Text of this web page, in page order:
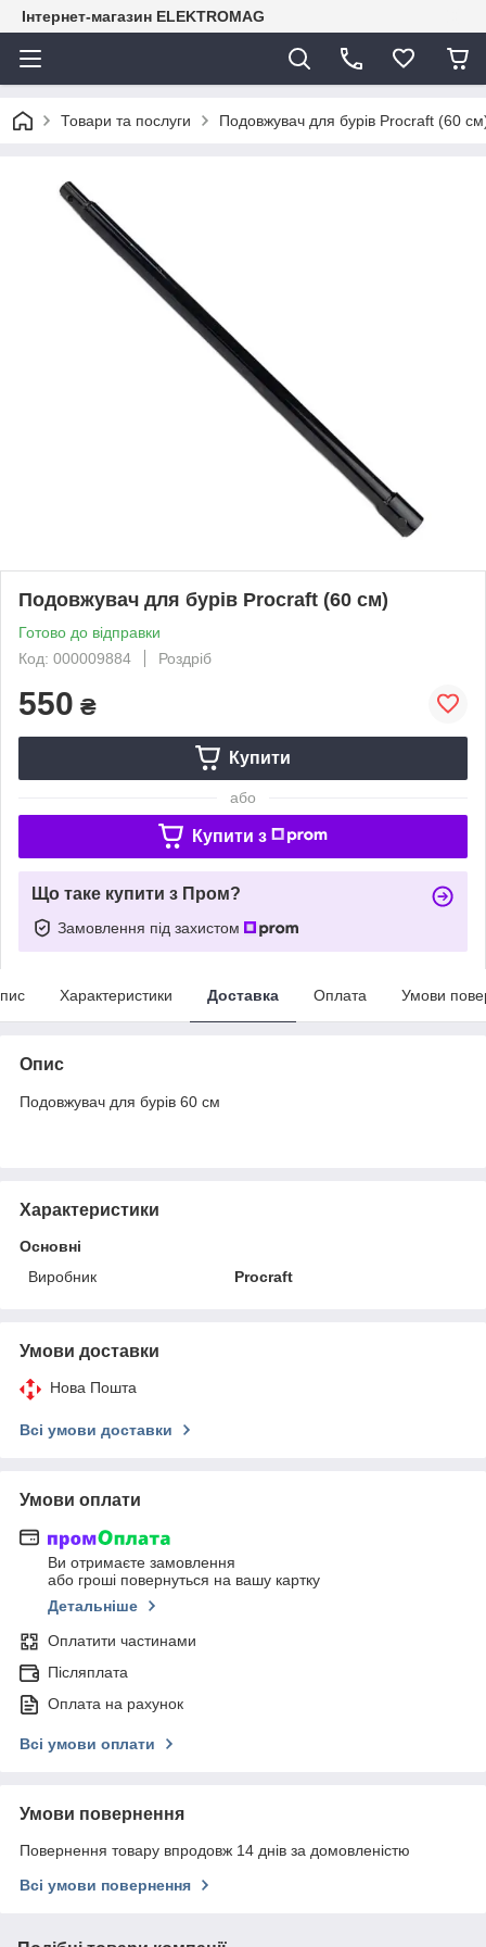
Інтернет-магазин ELEKTROMAG
Товари та послуги Подовжувач для бурів Procraft (60
Подовжувач для бурів Procraft (60 см)
Готово до відправки
Код: 000009884
Роздріб
550 ₴
Купити
або
Купити з
Що таке купити з Пром?
Замовлення під захистом
Характеристики Доставка Оплата Умови
Опис
Подовжувач для бурів 60 см
Характеристики
Основні
Виробник
Procraft
Умови доставки
Нова Пошта
Всі умови доставки
Умови оплати
Ви отримаєте замовлення
або гроші повернуться на вашу картку
Детальніше
Оплатити частинами
Післяплата
Оплата на рахунок
Всі умови оплати
Умови повернення
Повернення товару впродовж 14 днів за домовленістю
Всі умови повернення